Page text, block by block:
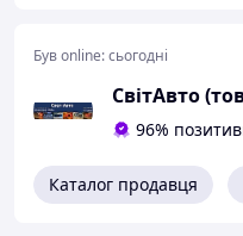
Був online:сьогодні
96%
Каталог продавця